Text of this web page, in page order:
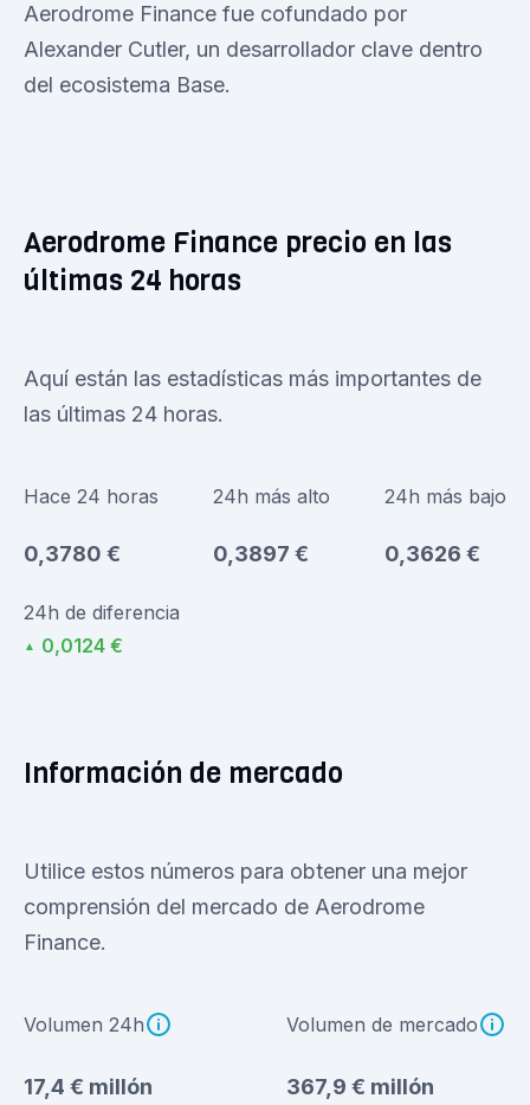
Aerodrome Finance fue cofundado por
Alexander Cutler, un desarrollador clave dentro
del ecosistema Base.
Aerodrome Finance precio en las
últimas 24 horas
Aquí están las estadísticas más importantes de
las últimas 24 horas.
Hace 24 horas
0,3780 €
24h más alto
0,3897 €
24h más bajo
0,3626 €
24h de diferencia
▲ 0,0124 €
Información de mercado
Utilice estos números para obtener una mejor
comprensión del mercado de Aerodrome
Finance.
Volumen 24h
17,4 € millón
Volumen de mercado
367,9 € millón